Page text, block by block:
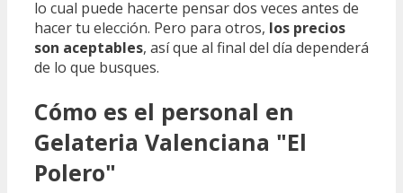
lo cual puede hacerte pensar dos veces antes de
hacer tu elección. Pero para otros, los precios
son aceptables, así que al final del día dependerá
de lo que busques.
Cómo es el personal en
Gelateria Valenciana "El
Polero"